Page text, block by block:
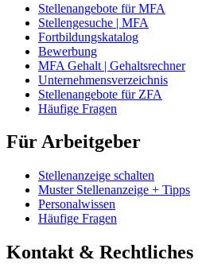
Stellenangebote für MFA
Stellengesuche | MFA
Fortbildungskatalog
Bewerbung
MFA Gehalt | Gehaltsrechner
Unternehmensverzeichnis
Stellenangebote für ZFA
Häufige Fragen
Für Arbeitgeber
Stellenanzeige schalten
Muster Stellenanzeige + Tipps
Personalwissen
Häufige Fragen
Kontakt & Rechtliches